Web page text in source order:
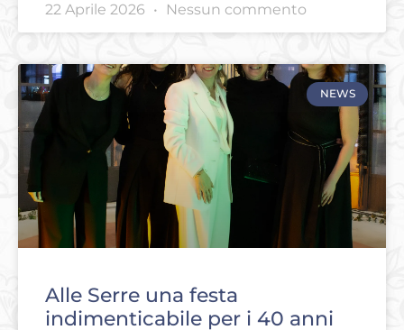
22 Aprile 2026 Nessun commento
NEWS
Alle Serre una festa
indimenticabile per i 40 anni